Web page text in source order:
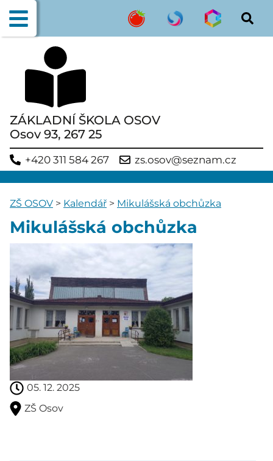
ZÁKLADNÍ ŠKOLA OSOV
Osov 93, 267 25
+420 311 584 267 zs.osov@seznam.cz
ZŠ OSOV > Kalendář > Mikulášská obchůzka
Mikulášská obchůzka
05. 12. 2025
ZŠ Osov